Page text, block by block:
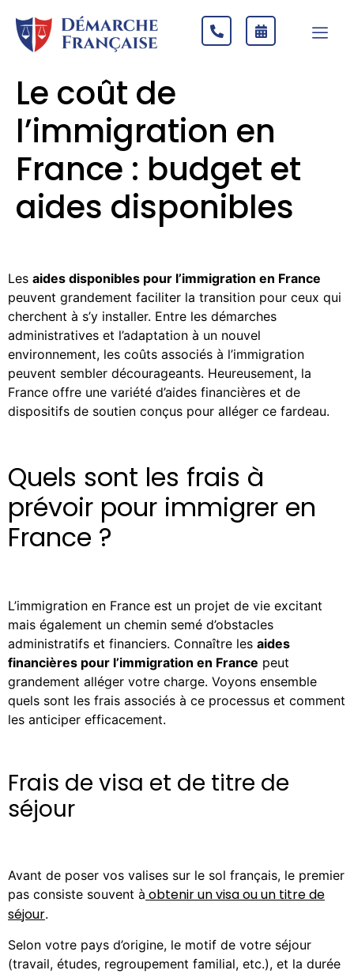
Le coût de
l’immigration en
France : budget et
aides disponibles
Les aides disponibles pour l’immigration en France
peuvent grandement faciliter la transition pour ceux qui
cherchent à s’y installer. Entre les démarches
administratives et l’adaptation à un nouvel
environnement, les coûts associés à l’immigration
peuvent sembler décourageants. Heureusement, la
France offre une variété d’aides financières et de
dispositifs de soutien conçus pour alléger ce fardeau.
Quels sont les frais à
prévoir pour immigrer en
France ?
L’immigration en France est un projet de vie excitant
mais également un chemin semé d’obstacles
administratifs et financiers. Connaître les aides
financières pour l’immigration en France peut
grandement alléger votre charge. Voyons ensemble
quels sont les frais associés à ce processus et comment
les anticiper efficacement.
Frais de visa et de titre de
séjour
Avant de poser vos valises sur le sol français, le premier
pas consiste souvent à obtenir un visa ou un titre de
séjour.
Selon votre pays d’origine, le motif de votre séjour
(travail, études, regroupement familial, etc.), et la durée